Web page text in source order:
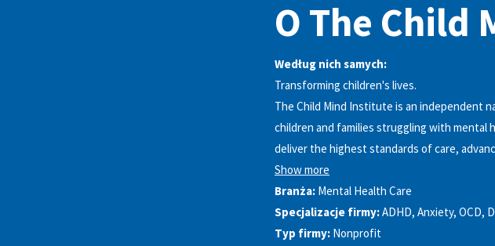
O The
Według nich samych:
Transforming children's lives.
The Child Mind Institute is an independent
children and families struggling with mental
deliver the highest standards of care,
Show more
Branża: Mental Health Care
Specjalizacje firmy:ADHD, Anxiety, OCD,
Typ firmy: Nonprofit